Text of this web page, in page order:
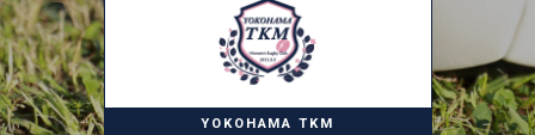
YOKOHAMA TKM